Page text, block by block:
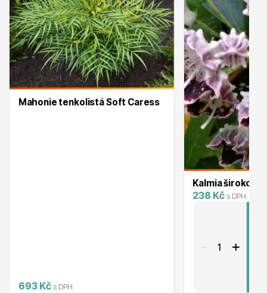
Bylinky do kuchyně
Ovocné stromy
Mahonie tenkolistá Soft Caress
693 Kč s DPH
Kalmia
238 Kč s DPH